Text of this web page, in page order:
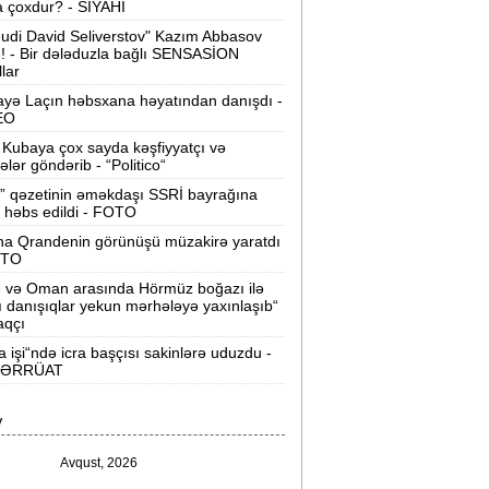
Azərbaycana hansı
və neçəyə gətirilib -Siyahı
Abıyeva son görünüşü diqqət
-
70 min manatlıq naqil
şəxs tutuldu -VİDEO
Şərifova yeni vəzifə verildi -
Sərəncam imzaladı
qadın qətlə yetirildi -Şübhəli
oğludur
dərəcə isti olacaq -Sabaha olan
proqnozu
bu səfirlərin yerini dəyişdi -
çoxdur? - SİYAHI
David Seliverstov" Kazım Abbasov
- Bir dələduzla bağlı SENSASİON
Laçın həbsxana həyatından danışdı -
çox sayda kəşfiyyatçı və
göndərib - “Politico“
qəzetinin əməkdaşı SSRİ bayrağına
həbs edildi - FOTO
Qrandenin görünüşü müzakirə yaratdı
və Oman arasında Hörmüz boğazı ilə
danışıqlar yekun mərhələyə yaxınlaşıb“
işi“ndə icra başçısı sakinlərə uduzdu -
Avqust, 2026